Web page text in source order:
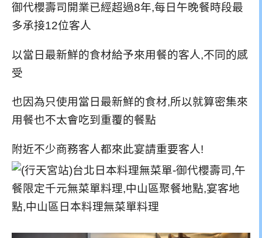
御代櫻壽司開業已經超過8年,每日午晚餐時段最
多承接12位客人
以當日最新鮮的食材給予來用餐的客人,不同的感
受
也因為只使用當日最新鮮的食材,所以就算密集來
用餐也不太會吃到重覆的餐點
附近不少商務客人都來此宴請重要客人!